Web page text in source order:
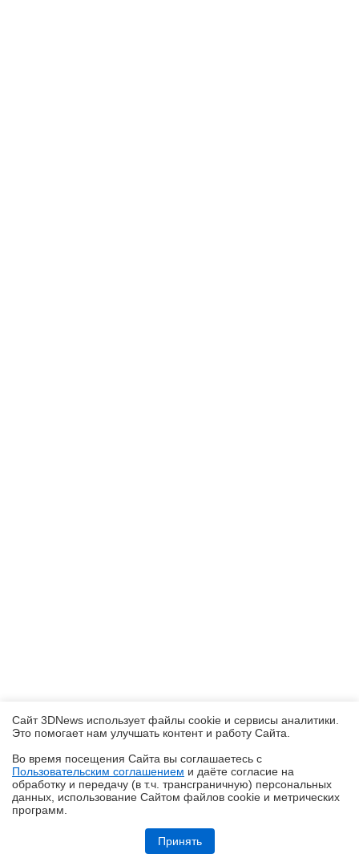
Обзор смартфона iQOO Z11: станция студенческая
Сайт 3DNews использует файлы cookie и сервисы аналитики.
Это помогает нам улучшать контент и работу Cайта.
Во время посещения Cайта вы соглашаетесь с
Пользовательским соглашением и даёте согласие на
обработку и передачу (в т.ч. трансграничную) персональных
данных, использование Cайтом файлов cookie и метрических
программ.
Принять